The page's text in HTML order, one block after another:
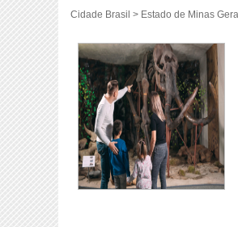
Cidade Brasil > Estado de Minas